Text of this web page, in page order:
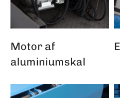
Motor af
aluminiumskal